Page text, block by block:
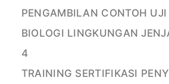
PENGAMBILAN CONTOH UJI
BIOLOGI LINGKUNGAN
4
TRAINING SERTIFIKASI